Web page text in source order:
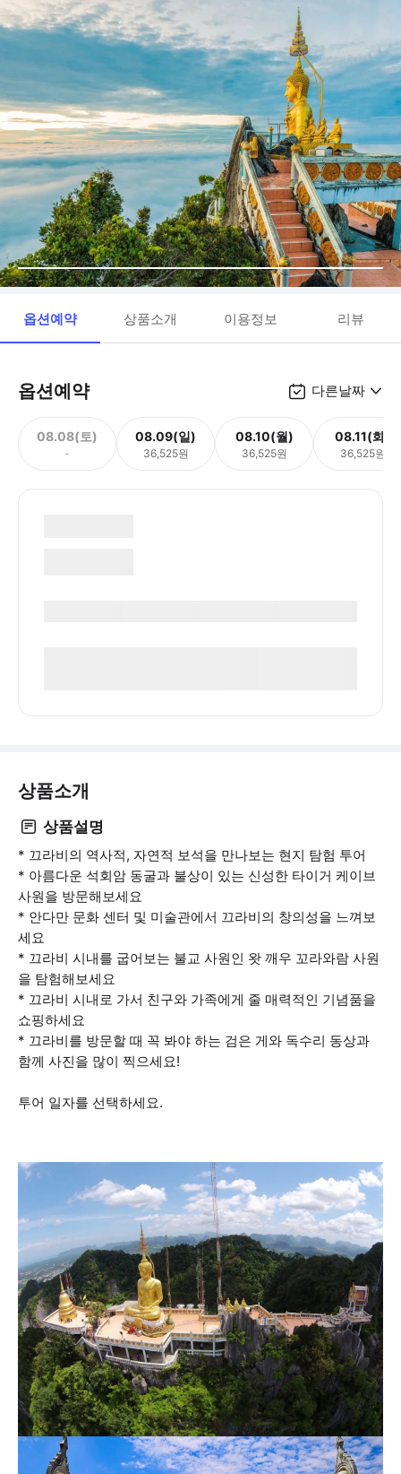
옵션예약 상품소개 이용정보 리뷰
옵션예약 다른날짜
08.08(토)
-
08.09(일)
36,525원
08.10(월)
36,525원
08.11(화)
36,525원
상품소개
상품설명
* 끄라비의 역사적, 자연적 보석을 만나보는 현지 탐험 투어
* 아름다운 석회암 동굴과 불상이 있는 신성한 타이거 케이브
사원을 방문해보세요
* 안다만 문화 센터 및 미술관에서 끄라비의 창의성을 느껴보
세요
* 끄라비 시내를 굽어보는 불교 사원인 왓 깨우 꼬라와람 사원
을 탐험해보세요
* 끄라비 시내로 가서 친구와 가족에게 줄 매력적인 기념품을
쇼핑하세요
* 끄라비를 방문할 때 꼭 봐야 하는 검은 게와 독수리 동상과
함께 사진을 많이 찍으세요!
투어 일자를 선택하세요.